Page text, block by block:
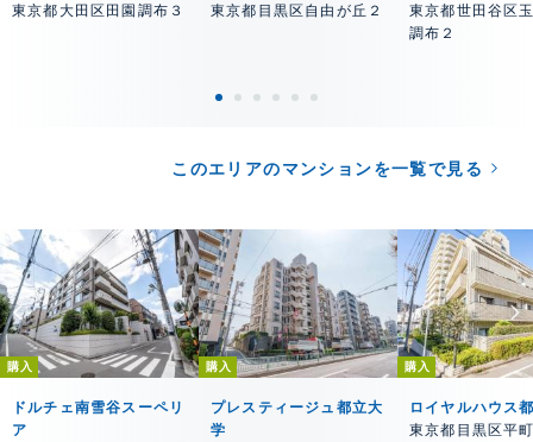
東京都大田区田園調布３
東京都目黒区自由が丘２
東京都世田谷区
調布２
このエリアのマンションを一覧で見る
購入
ドルチェ南雪谷スーペリ
ア
購入
プレスティージュ都立大
学
購入
ロイヤルハウス
東京都目黒区平